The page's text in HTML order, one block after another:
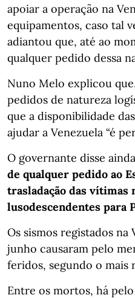
apoiar a operação na
equipamentos, caso tal
adiantou que, até ao
qualquer pedido dessa
Nuno Melo explicou
pedidos de natureza
que a disponibilidade
ajudar a Venezuela “é
O governante disse ainda
de qualquer pedido ao
trasladação das vítimas
lusodescendentes para
Os sismos registados na
junho causaram pelo
feridos, segundo o mais
Entre os mortos, há